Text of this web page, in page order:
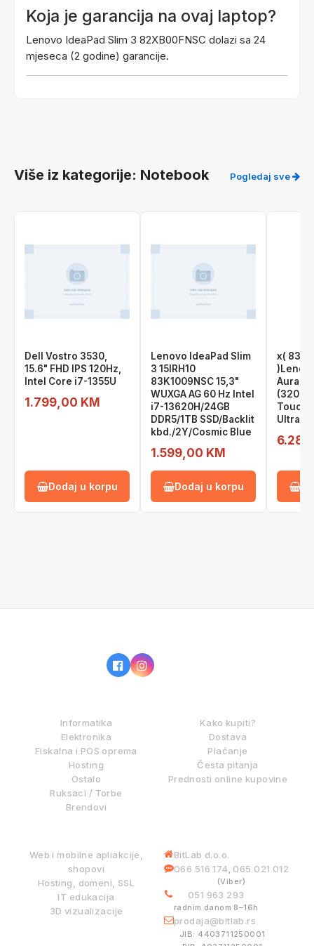
Koja je garancija na ovaj laptop?
Lenovo IdeaPad Slim 3 82XB00FNSC dolazi sa 24
mjeseca (2 godine) garancije.
Više iz kategorije: Notebook Pogledaj sve
Dell Vostro 3530,
15.6" FHD IPS 120Hz,
Intel Core i7-1355U
1.799,00 KM
Dodaj u korpu
Lenovo IdeaPad Slim
3 15IRH10
83K1009NSC 15,3"
WUXGA AG 60 Hz Intel
i7-13620H/24GB
DDR5/1TB SSD/Backlit
kbd./2Y/Cosmic Blue
1.599,00 KM
Dodaj u korpu
x(
Aura,
Touch,
Ultra 9
Informatika
Elektronika
Fiskalna i POS oprema
Hosting
Ostalo
Ruksaci / Torbe
Brendovi
Kako kupiti?
Dostava
Plaćanje
Česta pitanja
Prednosti online kupovine
Web i mobilne apliakcije,
shopovi
Hosting, domeni, SSL
IT edukacija
3D vizualizacije
BitLab d.o.o.
066 516 174, 065 021 012
(Viber)
051 963 293
radnim danom 8–16h
prodaja@bitlab.rs
JIB: 4403711250001